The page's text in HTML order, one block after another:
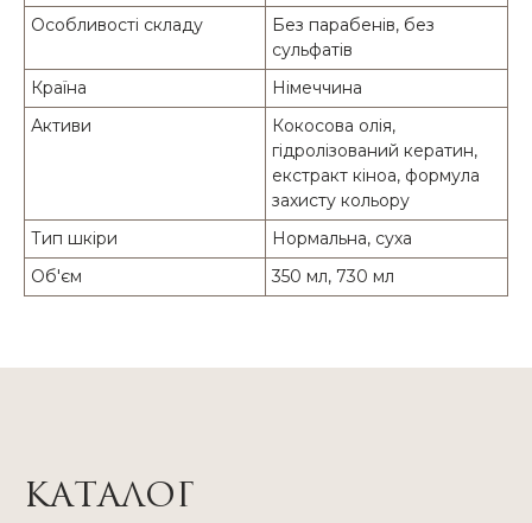
Особливості складу
Без парабенів, без
сульфатів
Країна
Німеччина
Активи
Кокосова олія,
гідролізований кератин,
екстракт кіноа, формула
захисту кольору
Тип шкіри
Нормальна, суха
Об'єм
350 мл, 730 мл
КАТАЛОГ